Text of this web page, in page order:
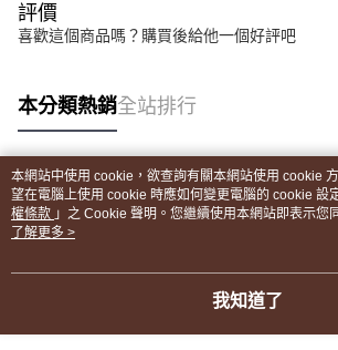
評價
喜歡這個商品嗎？購買後給他一個好評吧
本分類熱銷全站排行
熱門標籤
本網站中使用 cookie，欲查詢有關本網站使用 cookie
望在電腦上使用 cookie 時應如何變更電腦的 cookie 設
權條款 」之 Cookie 聲明。您繼續使用本網站即表示您
用條款之 Cookie 聲明使用 cookie。
了解更多 >
我知道了